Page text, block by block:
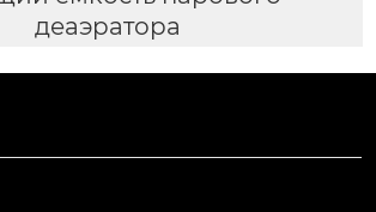
деаэратора